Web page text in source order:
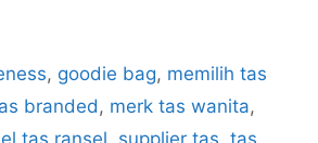
, goodie bag, memilih tas
branded, merk tas wanita,